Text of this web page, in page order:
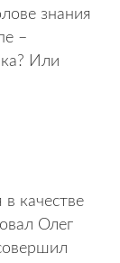
знания
–
Или
качестве
Олег